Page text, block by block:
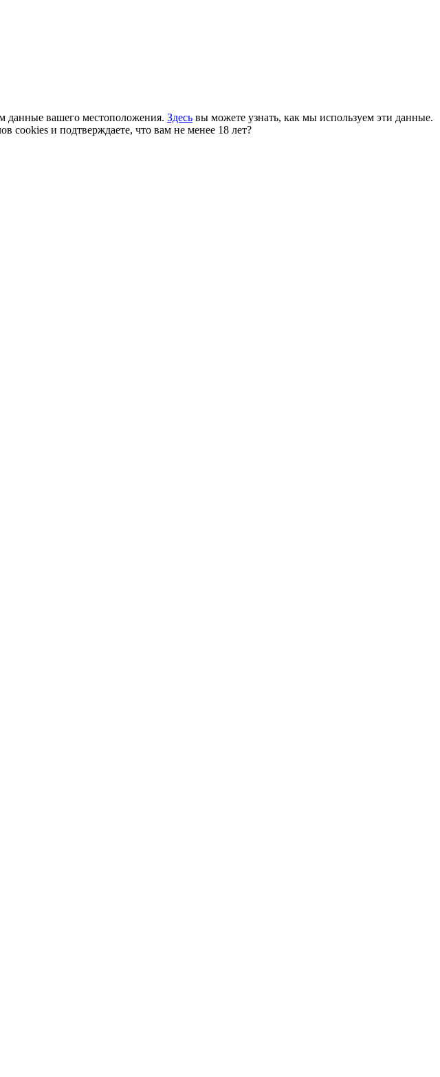
данные вашего местоположения. Здесь вы можете узнать, как мы используем эти данные.
cookies и подтверждаете, что вам не менее 18 лет?